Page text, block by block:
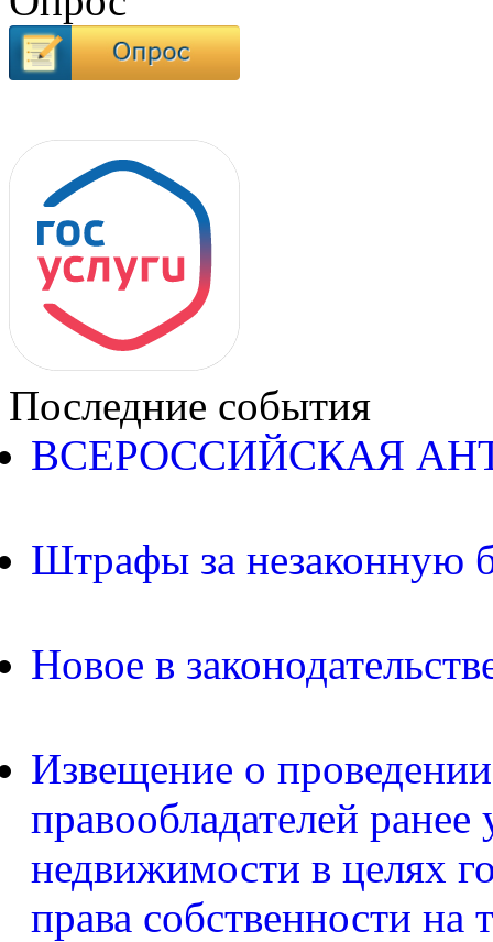
Последние события
ВСЕРОССИЙСКАЯ
Штрафы за незаконную
Новое в
Извещение о
правообладателей
недвижимости в целях
права собственности